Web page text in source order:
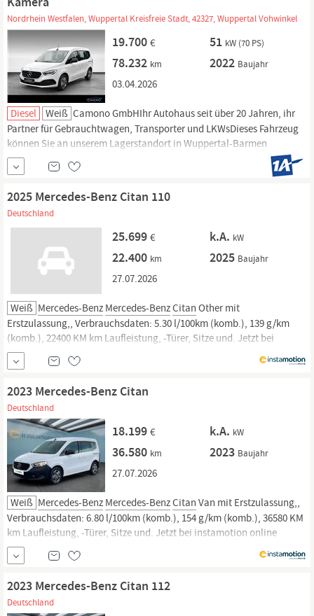
Nordrhein Westfalen, Wuppertal Kreisfreie Stadt, 42327, Wuppertal Vohwinkel
19.700 € 51 kW (70 PS)
78.232 km 2022 Baujahr
03.04.2026
Diesel Weiß Camono GmbHIhr Autohaus seit über 20 Jahren, ihr
Partner für Gebrauchtwagen, Transporter und LKWsDieses Fahrzeug
können Sie an unserem Lagerstandort in Wuppertal-Barmen
besichtigen.Vor der Beule 3742277 Wuppertal- Gerne können wir
Ihnen auf Anfrage weitere Bilder schicken, weitere Infos.
2025 Mercedes-Benz Citan 110
Deutschland
25.699 € k.A. kW
22.400 km 2025 Baujahr
27.07.2026
Weiß Mercedes-Benz Mercedes-BenzCitan Other mit
Erstzulassung,, Verbrauchsdaten: 5.30 l/100km (komb.), 139 g/km
(komb.), 22400 KM km Laufleistung, -Türer, Sitze und. Jetzt bei
instamotion online kaufen oder günstig finanzieren. Nur geprüfte
Fahrzeuge mit Garantie, 14 Tage Rückgaberecht und Lieferung vor die
2023 Mercedes-Benz Citan
Deutschland
18.199 € k.A. kW
36.580 km 2023 Baujahr
27.07.2026
Weiß Mercedes-Benz Mercedes-BenzCitan Van mit Erstzulassung,,
Verbrauchsdaten: 6.80 l/100km (komb.), 154 g/km (komb.), 36580 KM
km Laufleistung, -Türer, Sitze und. Jetzt bei instamotion online
kaufen oder günstig finanzieren. Nur geprüfte Fahrzeuge mit
Garantie, 14 Tage Rückgaberecht und Lieferung vor die Haustür.
2023 Mercedes-Benz Citan 112
Deutschland